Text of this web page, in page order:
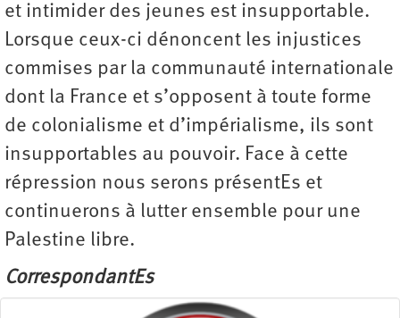
et intimider des jeunes est insupportable.
Lorsque ceux-ci dénoncent les injustices
commises par la communauté internationale
dont la France et s’opposent à toute forme
de colonialisme et d’impérialisme, ils sont
insupportables au pouvoir. Face à cette
répression nous serons présentEs et
continuerons à lutter ensemble pour une
Palestine libre.
CorrespondantEs